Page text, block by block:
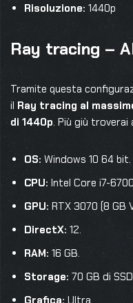
Risoluzione: 1440p
Ray tracing –
Tramite questa
il Ray tracing al
di 1440p. Più giù troverai
OS: Windows 10 64 bit.
CPU: Intel Core i7-
GPU: RTX 3070 (8 GB
DirectX:12.
RAM: 16 GB.
Storage: 70 GB di
Grafica: Ultra